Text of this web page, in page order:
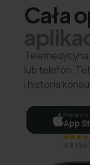
Cała
lub telefon.
i historia
Pobierz w
App
4,8 ( 960